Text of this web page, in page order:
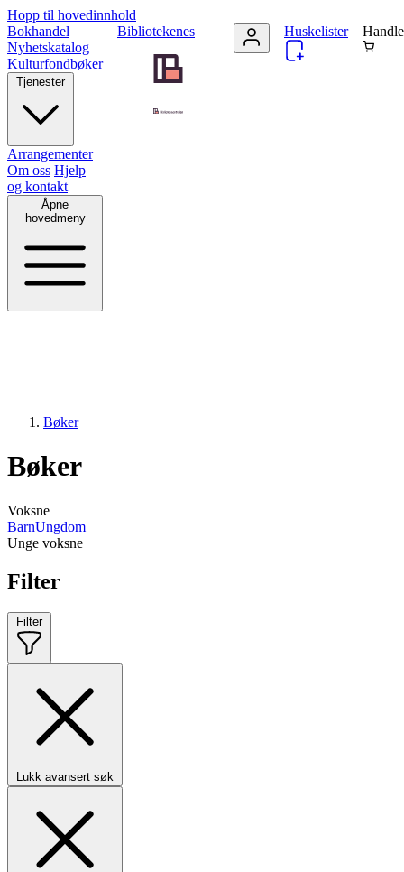
Hopp til hovedinnhold
Bibliotekenes
Bokhandel
Nyhetskatalog
Kulturfondbøker
Tjenester
Arrangementer
Om oss Hjelp
og kontakt
Åpne
hovedmeny
Huskelister
Bøker
Bøker
Voksne
BarnUngdom
Unge voksne
Filter
Filter
Lukk avansert søk